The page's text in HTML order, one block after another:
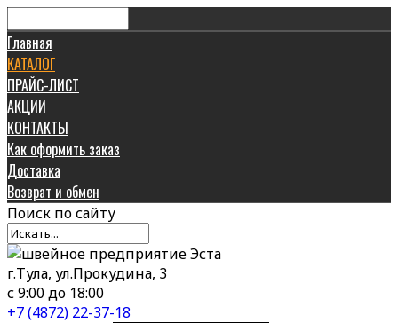
Главная
КАТАЛОГ
ПРАЙС-ЛИСТ
АКЦИИ
КОНТАКТЫ
Как оформить заказ
Доставка
Возврат и обмен
Поиск по сайту
г.Тула, ул.Прокудина, 3
с 9:00 до 18:00
+7 (4872) 22-37-18